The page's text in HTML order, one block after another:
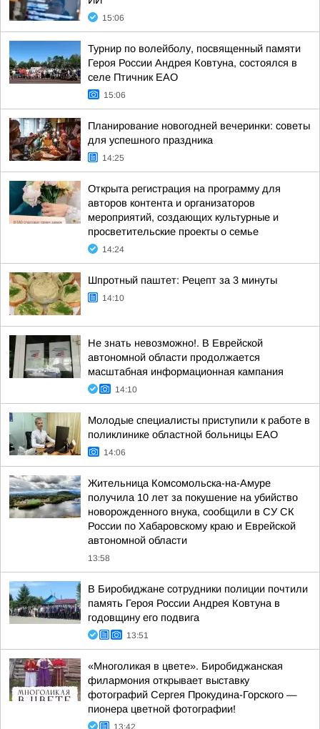
15:06
Турнир по волейболу, посвященный памяти
Героя России Андрея Ковтуна, состоялся в
селе Птичник ЕАО
15:06
Планирование новогодней вечеринки: советы
для успешного праздника
14:25
Открыта регистрация на программу для
авторов контента и организаторов
мероприятий, создающих культурные и
просветительские проекты о семье
14:24
Шпротный паштет: Рецепт за 3 минуты
14:10
Не знать невозможно!. В Еврейской
автономной области продолжается
масштабная информационная кампания
14:10
Молодые специалисты приступили к работе в
поликлинике областной больницы ЕАО
14:06
Жительница Комсомольска-на-Амуре
получила 10 лет за покушение на убийство
новорожденного внука, сообщили в СУ СК
России по Хабаровскому краю и Еврейской
автономной области
13:58
В Биробиджане сотрудники полиции почтили
память Героя России Андрея Ковтуна в
годовщину его подвига
13:51
«Многоликая в цвете». Биробиджанская
филармония открывает выставку
фотографий Сергея Прокудина-Горского —
пионера цветной фотографии!
13:42